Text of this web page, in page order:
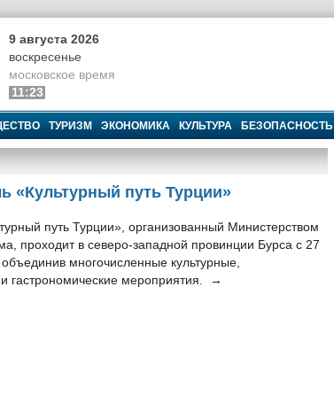
9 августа 2026
воскресенье
московское время
11:23
ТУРИЗМ ЭКОНОМИКА КУЛЬТУРА БЕЗОПАСНОСТЬ
«Культурный путь Турции»
путь Турции», организованный Министерством
проходит в северо-западной провинции Бурса с 27
многочисленные культурные,
гастрономические мероприятия. →